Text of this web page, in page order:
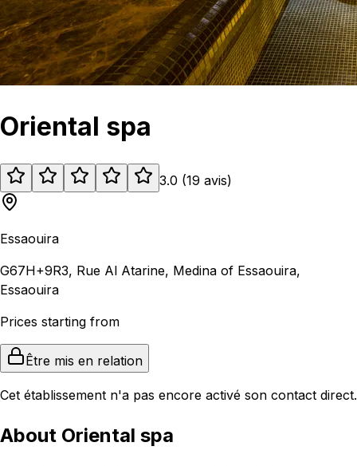
Oriental spa
3.0 (19 avis)
Essaouira
G67H+9R3, Rue Al Atarine, Medina of Essaouira,
Essaouira
Prices starting from
Être mis en relation
Cet établissement n'a pas encore activé son contact direct.
About Oriental spa